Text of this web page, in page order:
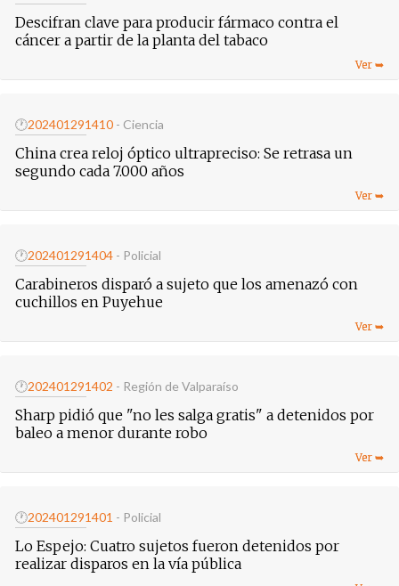
Descifran clave para producir fármaco contra el
cáncer a partir de la planta del tabaco
🕐202401291410 - Ciencia
China crea reloj óptico ultrapreciso: Se retrasa un
segundo cada 7.000 años
🕐202401291404 - Policial
Carabineros disparó a sujeto que los amenazó con
cuchillos en Puyehue
🕐202401291402 - Región de Valparaíso
Sharp pidió que "no les salga gratis" a detenidos por
baleo a menor durante robo
🕐202401291401 - Policial
Lo Espejo: Cuatro sujetos fueron detenidos por
realizar disparos en la vía pública